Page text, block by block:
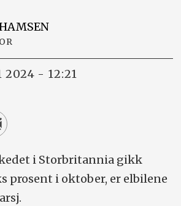
2024 - 12:21
i Storbritannia gikk
prosent i oktober, er elbilene